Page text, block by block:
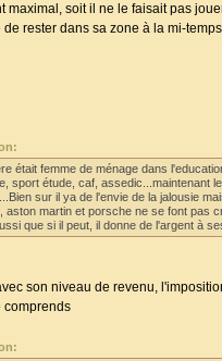
maximal, soit il ne le faisait pas
de rester dans sa zone à la mi-
était femme de ménage dans
sport étude, caf, assedic...maintenant
sur il ya de l'envie de la jalousie
aston martin et porsche ne se font pas
que si il peut, il donne de l'argent à
son niveau de revenu,
comprends